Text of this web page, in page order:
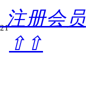
注册会员
⇧⇧